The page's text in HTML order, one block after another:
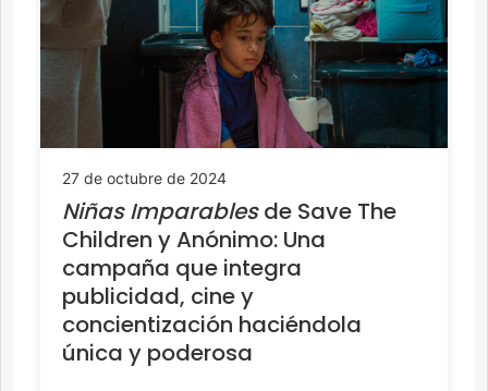
27 de octubre de 2024
Niñas Imparablesde Save The
Children y Anónimo: Una
campaña que integra
publicidad, cine y
concientización haciéndola
única y poderosa